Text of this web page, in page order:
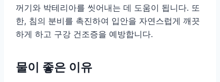
꺼기와 박테리아를 씻어내는 데 도움이 됩니다. 또
한, 침의 분비를 촉진하여 입안을 자연스럽게 깨끗
하게 하고 구강 건조증을 예방합니다.
물이 좋은 이유